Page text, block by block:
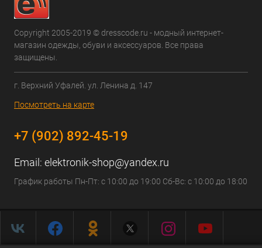
Copyright 2005-2019 © dresscode.ru - модный интернет-
магазин одежды, обуви и аксессуаров. Все права
защищены.
г. Верхний Уфалей. ул. Ленина д. 147
Посмотреть на карте
+7 (902) 892-45-19
Email: elektronik-shop@yandex.ru
График работы Пн-Пт: с 10:00 до 19:00 Сб-Вс: с 10:00 до 18:00